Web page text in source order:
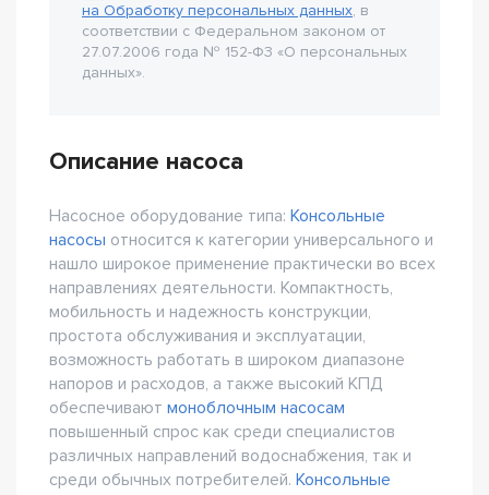
на Обработку персональных данных, в
соответствии с Федеральном законом от
27.07.2006 года № 152-Ф3 «О персональных
данных».
Описание насоса
Насосное оборудование типа: Консольные
насосы относится к категории универсального и
нашло широкое применение практически во всех
направлениях деятельности. Компактность,
мобильность и надежность конструкции,
простота обслуживания и эксплуатации,
возможность работать в широком диапазоне
напоров и расходов, а также высокий КПД
обеспечивают моноблочным насосам
повышенный спрос как среди специалистов
различных направлений водоснабжения, так и
среди обычных потребителей. Консольные